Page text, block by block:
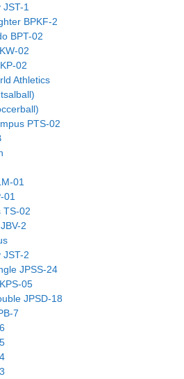
1
BPKF-2
BPT-02
02
02
Athletics
PTS-02
01
01
TS-02
2
JST-2
JPSS-24
05
JPSD-18
7